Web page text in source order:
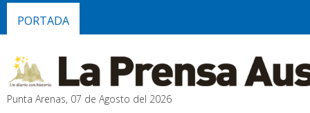
PORTADA
Punta Arenas, 07 de Agosto del 2026